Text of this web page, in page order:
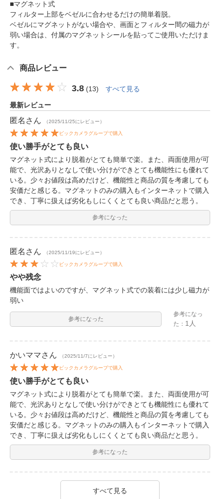
■マグネット式
フィルター上部をベゼルに合わせるだけの簡単着脱。
ベゼルにマグネットがない場合や、画面とフィルター間の磁力が
弱い場合は、付属のマグネットシールを貼ってご使用いただけま
す。
商品レビュー
3.8 (13) すべて見る
最新レビュー
匿名 さん （2025/11/25にレビュー）
ビックカメラグループで購入
使い勝手がとても良い
マグネット式により脱着がとても簡単で楽。また、両面使用が可
能で、光沢ありとなしで使い分けができとても機能性にも優れて
いる。少々お値段は高めだけど、機能性と商品の質を考慮しても
安価だと感じる。マグネットのみの購入もインターネットで購入
でき、丁寧に扱えば劣化もしにくくとても良い商品だと思う。
参考になった
匿名 さん （2025/11/19にレビュー）
ビックカメラグループで購入
やや残念
機能面ではよいのですが、マグネット式での装着には少し磁力が
弱い
参考になった
参考になっ
た： 1人
かいママさん （2025/11/7にレビュー）
ビックカメラグループで購入
使い勝手がとても良い
マグネット式により脱着がとても簡単で楽。また、両面使用が可
能で、光沢ありとなしで使い分けができとても機能性にも優れて
いる。少々お値段は高めだけど、機能性と商品の質を考慮しても
安価だと感じる。マグネットのみの購入もインターネットで購入
でき、丁寧に扱えば劣化もしにくくとても良い商品だと思う。
参考になった
すべて見る